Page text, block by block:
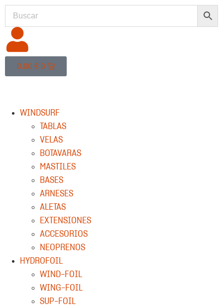
0.00 € 0
WINDSURF
TABLAS
VELAS
BOTAVARAS
MASTILES
BASES
ARNESES
ALETAS
EXTENSIONES
ACCESORIOS
NEOPRENOS
HYDROFOIL
WIND-FOIL
WING-FOIL
SUP-FOIL